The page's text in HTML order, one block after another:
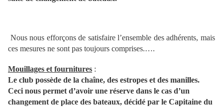
Nous nous efforçons de satisfaire l’ensemble des adhérents, mais
ces mesures ne sont pas toujours comprises.….
Mouillages et fournitures :
Le club possède de la chaîne, des estropes et des manilles.
Ceci nous permet d’avoir une réserve dans le cas d’un
changement de place des bateaux, décidé par le Capitaine du